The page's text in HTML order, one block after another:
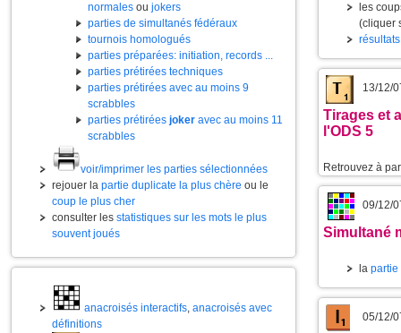
normales ou jokers
parties de simultanés fédéraux
tournois homologués
parties préparées: initiation, records ...
parties prétirées techniques
parties prétirées avec au moins 9
scrabbles
parties prétirées joker avec au moins 11
scrabbles
voir/imprimer les parties sélectionnées
rejouer la partie duplicate la plus chère ou le
coup le plus cher
consulter les statistiques sur les mots le plus
souvent joués
anacroisés interactifs, anacroisés avec
définitions
les
(cliquer
13/12/
Tirages et
l'ODS 5
Retrouvez à
09/12/
Simultané
la partie
05/12/